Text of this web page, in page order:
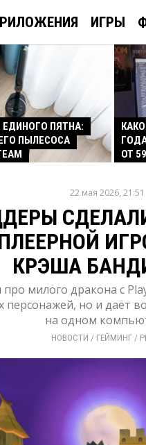
ИГРЫ
ЕДИНОГО ПЯТНА:
ПЫЛЕСОСА
ОТ
22 мая 2026, 21:51
СДЕЛАЛИ
КРЭША
милого дракона с
персонажей, но и даёт
на одном
НОВОСТИ / ГЕЙМИНГ/